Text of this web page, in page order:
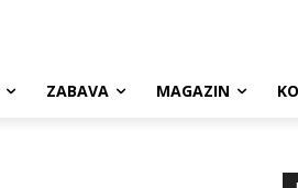
ZABAVA MAGAZIN